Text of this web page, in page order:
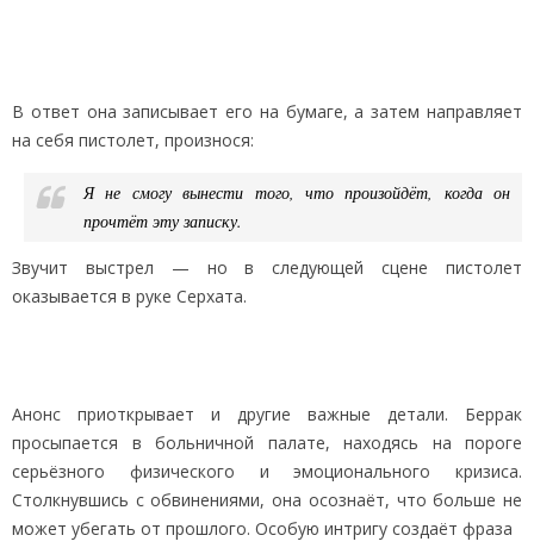
В ответ она записывает его на бумаге, а затем направляет
на себя пистолет, произнося:
Я не смогу вынести того, что произойдёт, когда он
прочтёт эту записку.
Звучит выстрел — но в следующей сцене пистолет
оказывается в руке Серхата.
Анонс приоткрывает и другие важные детали. Беррак
просыпается в больничной палате, находясь на пороге
серьёзного физического и эмоционального кризиса.
Столкнувшись с обвинениями, она осознаёт, что больше не
может убегать от прошлого. Особую интригу создаёт фраза